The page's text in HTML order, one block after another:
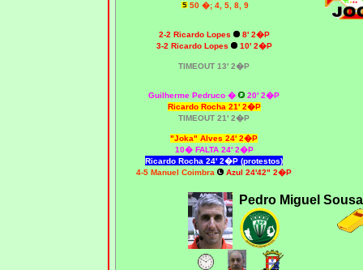
50 �; 4, 5, 8, 9
2-2 Ricardo Lopes
8' 2�P
3-2 Ricardo Lopes
10' 2�P
TIMEOUT 13' 2�P
Guilherme Pedruco �
20' 2�P
Ricardo Rocha 21' 2�P
TIMEOUT 21' 2�P
"Joka" Alves 24' 2�P
10� FALTA 24' 2�P
Ricardo Rocha 24' 2�P (protestos)
4-5 Manuel Coimbra Azul 24'42" 2�P
Pedro Miguel Sousa